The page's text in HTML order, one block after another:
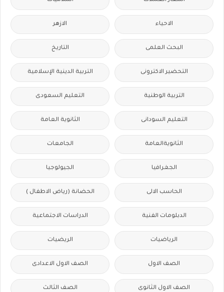
الاحياء الازهر
البحث العلمى التاريخ
التحضير الاكترونى التربية الدينية الإسلامية
التربية الوطنية التعليم السعودى
التعليم السودانى الثانوية العامة
الثانويةالعامة الجامعات
الجغرافيا الجيولوجيا
الحاسب الالى الحضانة (رياض الاطفال )
الدبلومات الفنية الدراسات الاجتماعية
الرياضيات الريضيات
الصف الاول الصف الاول الاعدادى
الصف الاول الثانوى الصف الثالث